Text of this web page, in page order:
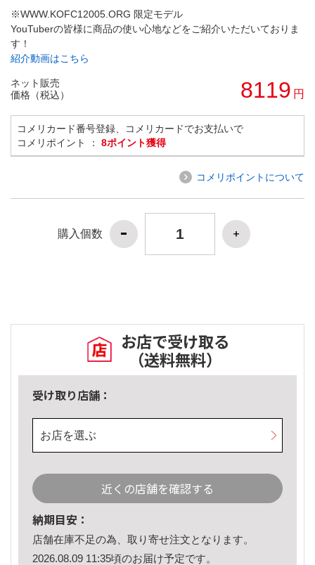
※WWW.KOFC12005.ORG 限定モデル
YouTuberの皆様に商品の使い心地などをご紹介いただいておりま
す！
紹介動画はこちら
ネット販売
価格（税込）
8119 円
コメリカード番号登録、コメリカードでお支払いで
コメリポイント ： 8ポイント獲得
コメリポイントについて
購入個数
お店で受け取る
（送料無料）
受け取り店舗：
お店を選ぶ
近くの店舗を確認する
納期目安：
店舗在庫不足の為、取り寄せ注文となります。
2026.08.09 11:35頃のお届け予定です。